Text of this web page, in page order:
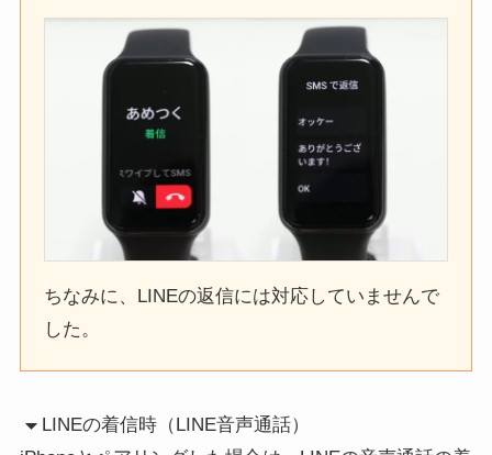
ちなみに、LINEの返信には対応していませんで
した。
LINEの着信時（LINE音声通話）